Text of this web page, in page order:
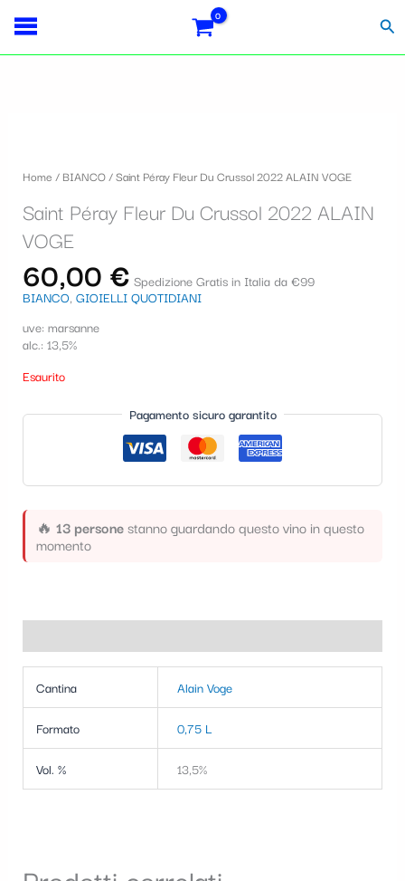
contenuto
Home / BIANCO/ Saint Péray Fleur Du Crussol 2022 ALAIN VOGE
Saint Péray Fleur Du Crussol 2022 ALAIN
VOGE
60,00 € Spedizione Gratis in Italia da €99
BIANCO, GIOIELLI QUOTIDIANI
uve: marsanne
alc.: 13,5%
Esaurito
Pagamento sicuro garantito
🔥 13 personestanno guardando questo vino in questo
momento
Cantina Alain Voge
Formato 0,75 L
Vol. % 13,5%
S
o
n
a
u
n
a
t
o
i
fiscale:
Carrello: